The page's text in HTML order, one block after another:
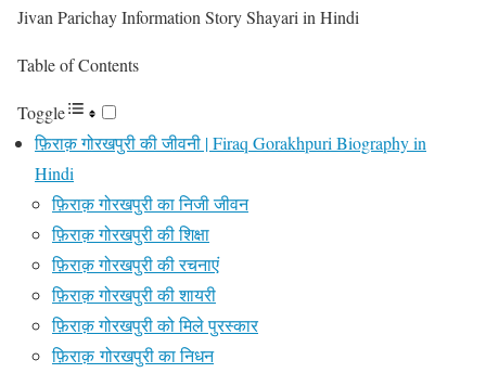
Jivan Parichay Information Story Shayari in Hindi
Table of Contents
Toggle
फ़िराक़ गोरखपुरी की जीवनी | Firaq Gorakhpuri Biography in
Hindi
फ़िराक़ गोरखपुरी का निजी जीवन
फ़िराक़ गोरखपुरी की शिक्षा
फ़िराक़ गोरखपुरी की रचनाएं
फ़िराक़ गोरखपुरी की शायरी
फ़िराक़ गोरखपुरी को मिले पुरस्कार
फ़िराक़ गोरखपुरी का निधन